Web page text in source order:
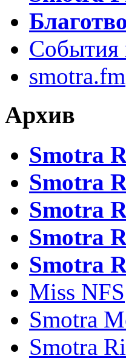
События
smotra.fm
Архив
Smotra
Smotra
Smotra
Smotra
Smotra
Miss NFS
Smotra
Smotra